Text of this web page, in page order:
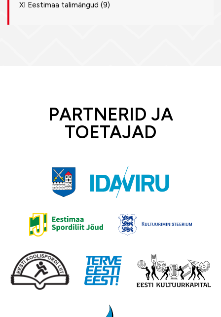
XI Eestimaa talimängud (9)
PARTNERID JA
TOETAJAD